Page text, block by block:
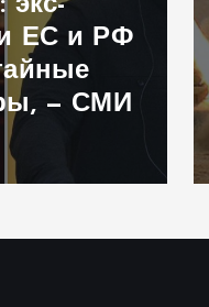
экс-
ЕС и РФ
— СМИ